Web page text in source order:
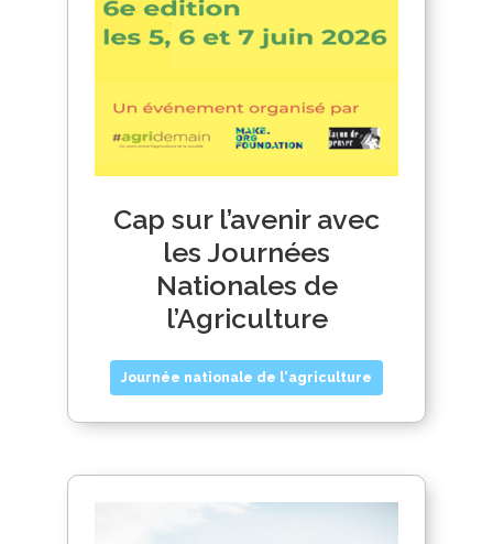
Cap sur l’avenir avec
les Journées
Nationales de
l’Agriculture
Journée nationale de l'agriculture